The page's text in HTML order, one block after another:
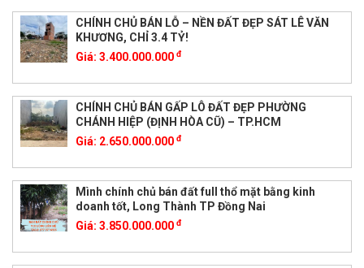
CHÍNH CHỦ BÁN LỖ – NỀN ĐẤT ĐẸP SÁT LÊ VĂN
KHƯƠNG, CHỈ 3.4 TỶ!
Giá: 3.400.000.000 đ
CHÍNH CHỦ BÁN GẤP LÔ ĐẤT ĐẸP PHƯỜNG
CHÁNH HIỆP (ĐỊNH HÒA CŨ) – TP.HCM
Giá: 2.650.000.000 đ
Mình chính chủ bán đất full thổ mặt bằng kinh
doanh tốt, Long Thành TP Đồng Nai
Giá: 3.850.000.000 đ